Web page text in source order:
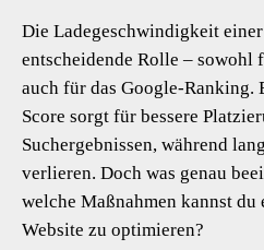
Die Ladegeschwindigkeit
entscheidende Rolle – sowohl
auch für das Google-Ranking.
Score sorgt für bessere
Suchergebnissen, während
verlieren. Doch was genau
welche Maßnahmen kannst du
Website zu optimieren?